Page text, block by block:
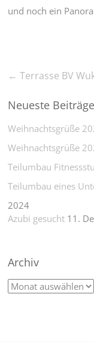
und noch ein
← Terrasse BV
Neueste Beiträge
Weihnachtsgrüße
Weihnachtsgrüße
Teilumbau
Teilumbau eines
2024
Azubi gesucht 11.
Archiv